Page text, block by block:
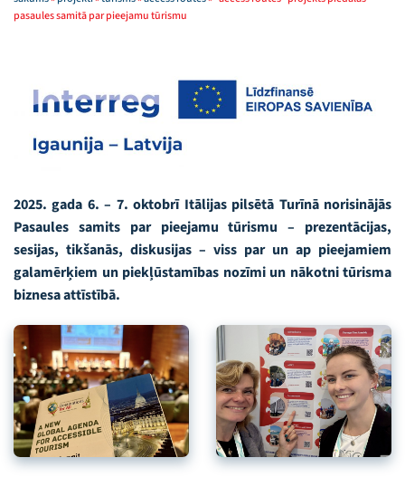
pasaules samitā par pieejamu tūrismu
2025. gada 6. – 7. oktobrī Itālijas pilsētā Turīnā norisinājās
Pasaules samits par pieejamu tūrismu – prezentācijas,
sesijas, tikšanās, diskusijas – viss par un ap pieejamiem
galamērķiem un piekļūstamības nozīmi un nākotni tūrisma
biznesa attīstībā.